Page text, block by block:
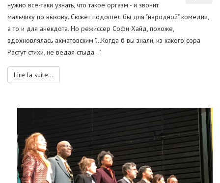
нужно все-таки узнать, что такое оргазм - и звонит
мальчику по вызову. Сюжет подошел бы для "народной" комедии,
а то и для анекдота. Но режиссер Софи Хайд, похоже,
вдохновлялась ахматовским "...Когда б вы знали, из какого сора
Растут стихи, не ведая стыда...".
Lire la suite...